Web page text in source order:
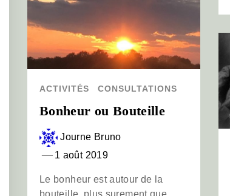
ACTIVITÉS CONSULTATIONS
Bonheur ou Bouteille
Journe Bruno
1 août 2019
Le bonheur est autour de la